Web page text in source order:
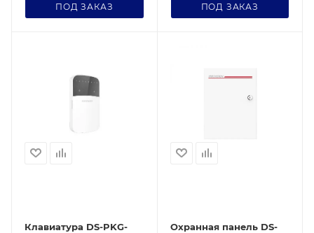
ПОД ЗАКАЗ ПОД ЗАКАЗ
Клавиатура DS-PKG-
Охранная панель DS-